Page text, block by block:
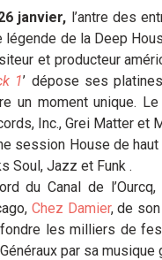
janvier, l’antre des
légende de la Deep
et producteur
1’ dépose ses
un moment unique.
Inc., Grei Matter et
session House de
Soul, Jazz et Funk .
du Canal de
Chez Damier, de
les milliers de
par sa musique